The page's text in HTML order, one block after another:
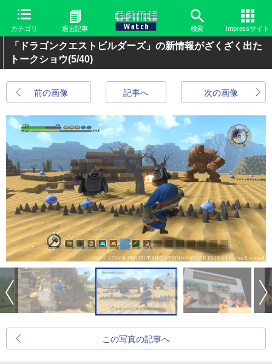
カテゴリ 過去記事 検索 Impressサイト
「ドラゴンクエストビルダーズ」の新情報がざくざく出た
トークショウ(5/40)
前の画像 次の画像
記事へ
この写真の記事へ